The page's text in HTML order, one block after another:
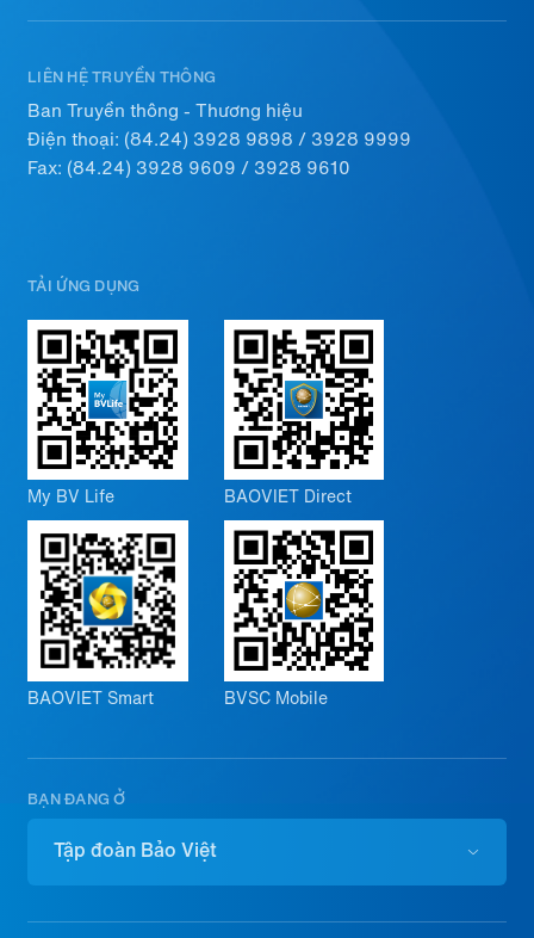
LIÊN HỆ TRUYỀN THÔNG
Ban Truyền thông - Thương hiệu
Điện thoại: (84.24) 3928 9898 / 3928 9999
Fax: (84.24) 3928 9609 / 3928 9610
TẢI ỨNG DỤNG
My BV Life BAOVIET Direct
BAOVIET Smart BVSC Mobile
BẠN ĐANG Ở
Tập đoàn Bảo Việt